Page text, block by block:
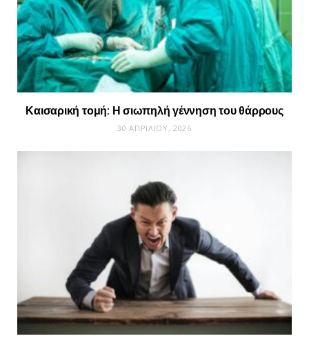
Καισαρική τομή: Η σιωπηλή γέννηση του θάρρους
30 ΑΠΡΙΛΊΟΥ, 2026